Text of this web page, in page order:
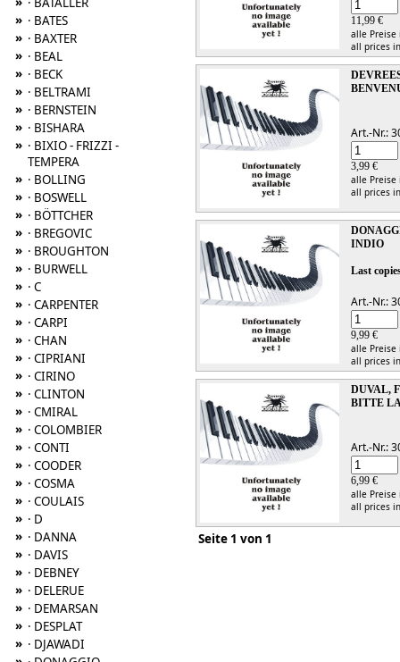
» · BATES
» · BAXTER
» · BEAL
» · BECK
» · BELTRAMI
» · BERNSTEIN
» · BISHARA
» · BIXIO - FRIZZI -
TEMPERA
» · BOLLING
» · BOSWELL
» · BÖTTCHER
» · BREGOVIC
» · BROUGHTON
» · BURWELL
» · C
» · CARPENTER
» · CARPI
» · CHAN
» · CIPRIANI
» · CIRINO
» · CLINTON
» · CMIRAL
» · COLOMBIER
» · CONTI
» · COODER
» · COSMA
» · COULAIS
» · D
» · DANNA
» · DAVIS
» · DEBNEY
» · DELERUE
» · DEMARSAN
» · DESPLAT
» · DJAWADI
11,99 €
alle
all prices
Art.-Nr.:
3,99 €
alle
all prices
INDIO
Last
Art.-Nr.:
9,99 €
alle
all prices
DUVAL,
BITTE
Art.-Nr.:
6,99 €
alle
all prices
Seite 1 von 1